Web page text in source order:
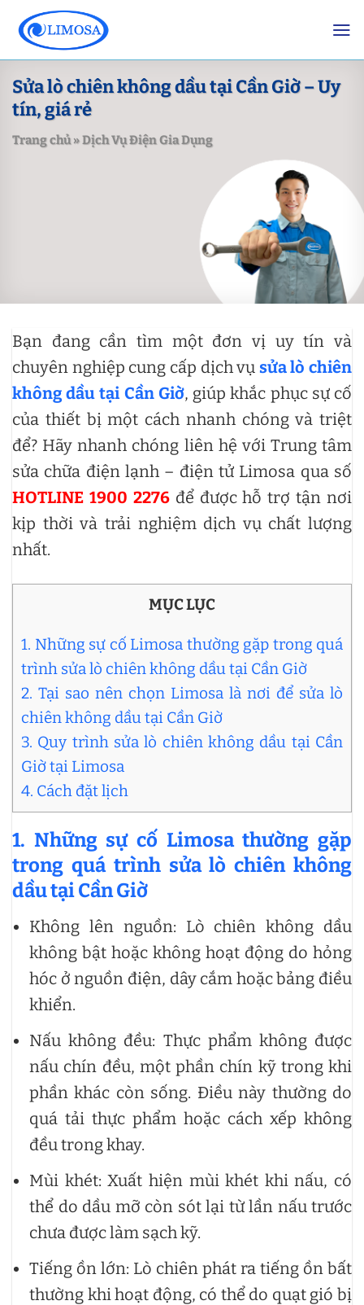
content
Sửa lò chiên không dầu tại Cần Giờ – Uy
tín, giá rẻ
Trang chủ»Dịch Vụ Điện Gia Dụng
Bạn đang cần tìm một đơn vị uy tín và
chuyên nghiệp cung cấp dịch vụ sửa lò chiên
không dầu tại Cần Giờ, giúp khắc phục sự cố
của thiết bị một cách nhanh chóng và triệt
để? Hãy nhanh chóng liên hệ với Trung tâm
sửa chữa điện lạnh – điện tử Limosa qua số
HOTLINE 1900 2276để được hỗ trợ tận nơi
kịp thời và trải nghiệm dịch vụ chất lượng
nhất.
MỤC LỤC
1. Những sự cố Limosa thường gặp trong quá
trình sửa lò chiên không dầu tại Cần Giờ
2. Tại sao nên chọn Limosa là nơi để sửa lò
chiên không dầu tại Cần Giờ
3. Quy trình sửa lò chiên không dầu tại Cần
Giờ tại Limosa
4. Cách đặt lịch
1. Những sự cố Limosa thường gặp
trong quá trình sửa lò chiên không
dầu tại Cần Giờ
Không lên nguồn: Lò chiên không dầu
không bật hoặc không hoạt động do hỏng
hóc ở nguồn điện, dây cắm hoặc bảng điều
khiển.
Nấu không đều: Thực phẩm không được
nấu chín đều, một phần chín kỹ trong khi
phần khác còn sống. Điều này thường do
quá tải thực phẩm hoặc cách xếp không
đều trong khay.
Mùi khét: Xuất hiện mùi khét khi nấu, có
thể do dầu mỡ còn sót lại từ lần nấu trước
chưa được làm sạch kỹ.
Tiếng ồn lớn: Lò chiên phát ra tiếng ồn bất
thường khi hoạt động, có thể do quạt gió bị